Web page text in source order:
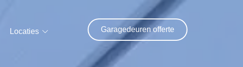
Locaties Garagedeuren offerte